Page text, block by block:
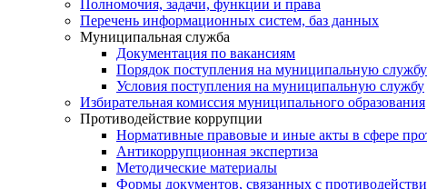
Полномочия, задачи, функции и права
Перечень информационных систем, баз данных
Муниципальная служба
Документация по вакансиям
Порядок поступления на муниципальную службу
Условия поступления на муниципальную службу
Избирательная комиссия муниципального образования
Противодействие коррупции
Нормативные правовые и иные акты в сфере
Антикоррупционная экспертиза
Методические материалы
Формы документов, связанных с